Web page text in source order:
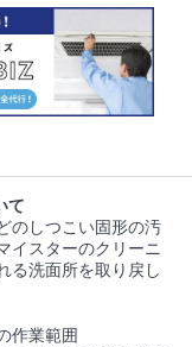
て
のしつこい固形の汚
イスターのクリーニ
る洗面所を取り戻し
作業範囲